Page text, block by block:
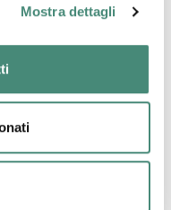
Mostra dettagli